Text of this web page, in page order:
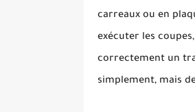
carreaux ou en
exécuter les
correctement un
simplement, mais